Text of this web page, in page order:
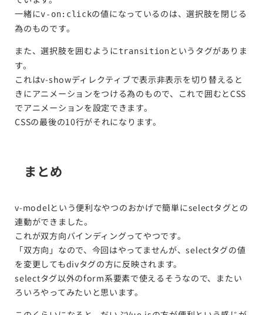
一緒にv-on:clickの値になっているのは、選択肢を閉じる
為のものです。
また、選択肢を囲むようにtransitionというタグがありま
す。
これはv-showディレクティブで表示非表示を切り替えると
きにアニメーションをつける為のもので、これで囲むとCSS
でアニメーションを設定できます。
CSSの最後の10行がそれになります。
まとめ
v-modelという便利なやつのおかげで簡単にselectタグとの
連動ができました。
これが双方向バインディングってやつです。
「双方向」なので、今回はやってませんが、selectタグの値
を変更してもdivタグの方に反映されます。
selectタグ以外のform系要素で使えるそうなので、またい
ろいろやってみたいと思います。